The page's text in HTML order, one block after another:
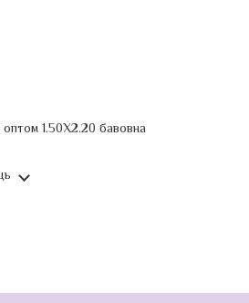
1.50Х2.20 бавовна